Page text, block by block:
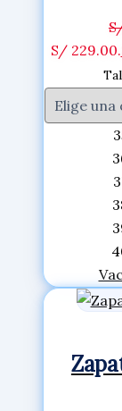
S/ 229.00.